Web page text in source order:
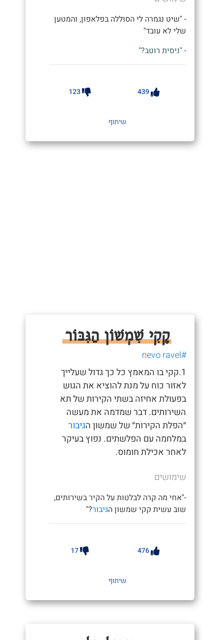
- "שיט נגמרה לי הסוללה בפלאפון, והמטען
שלי לא עובד"
- "ניסית רוטב?"
439
123
שיתוף
קָקִי שִׁמְשׁוֹן הַגִּבּוֹר
#nevo ravel
1.קקי בו המאמץ כל כך גדול שעלייך
לאזור כוח על מנת להוציא את הגוש
בפעולת אחיזה בשתי הקירות של תא
השירותים. דבר שמדמה את מעשה
״הפלת הקירות״ של שמשון הגיבור
במלחמה עם הפלשתים. נפוץ בעיקר
לאחר אכילת חומוס.
שימושים
-"אחי מה קרה לבלטות על הקיר בשירותים,
שוב עשית קקי שמשון הגיבור?"
476
17
שיתוף